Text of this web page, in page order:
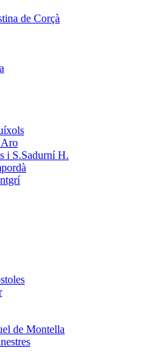
de Corçà
i S.Sadurní H.
de Montella